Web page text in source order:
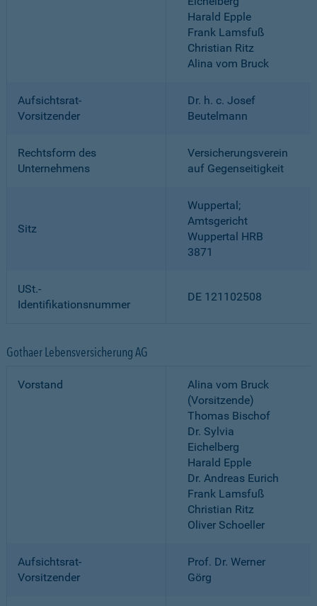
Harald Epple
Frank Lamsfuß
Christian Ritz
Alina vom Bruck
Aufsichtsrat-
Vorsitzender
Dr. h. c. Josef
Beutelmann
Rechtsform des
Unternehmens
Versicherungsverein
auf Gegenseitigkeit
Sitz
Wuppertal;
Amtsgericht
Wuppertal HRB
3871
USt.-
Identifikationsnummer
DE 121102508
Gothaer Lebensversicherung AG
Vorstand
Alina vom Bruck
(Vorsitzende)
Thomas Bischof
Dr. Sylvia
Eichelberg
Harald Epple
Dr. Andreas Eurich
Frank Lamsfuß
Christian Ritz
Oliver Schoeller
Aufsichtsrat-
Vorsitzender
Prof. Dr. Werner
Görg